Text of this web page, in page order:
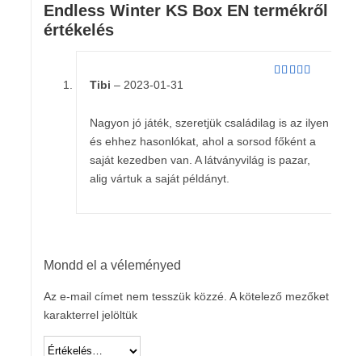
Endless Winter KS Box EN termékről 1
értékelés
Tibi– 2023-01-31
Nagyon jó játék, szeretjük családilag is az ilyen
és ehhez hasonlókat, ahol a sorsod főként a
saját kezedben van. A látványvilág is pazar,
alig vártuk a saját példányt.
Mondd el a véleményed
Az e-mail címet nem tesszük közzé. A kötelező mezőket
karakterrel jelöltük